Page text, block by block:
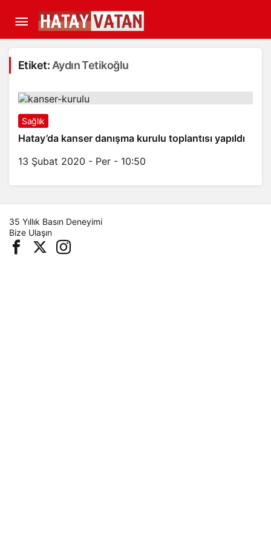
Etiket: Aydın Tetikoğlu
Sağlık
Hatay’da kanser danışma kurulu toplantısı yapıldı
13 Şubat 2020 - Per - 10:50
35 Yıllık Basın Deneyimi
Bize Ulaşın